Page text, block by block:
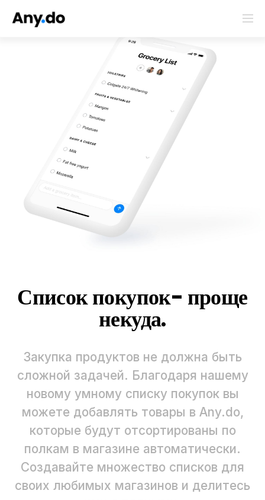
Список покупок- проще
некуда.
Закупка продуктов не должна быть
сложной задачей. Благодаря нашему
новому умному списку покупок вы
можете добавлять товары в Any.do,
которые будут отсортированы по
полкам в магазине автоматически.
Создавайте множество списков для
своих любимых магазинов и делитесь